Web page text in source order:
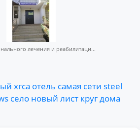
лечения и реабилитаци...
хгса отель самая сети steel
село новый лист кругдома